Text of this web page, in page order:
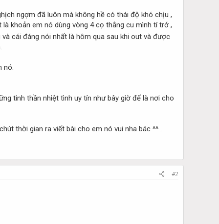
ngợm đã luôn mà không hề có thái độ khó chịu ,
khoản em nó dùng vòng 4 cọ thằng cu mình tí trớ ,
cái đáng nói nhất là hôm qua sau khi out và được
nó.
tinh thần nhiệt tình uy tín như bây giờ để là nơi cho
thời gian ra viết bài cho em nó vui nha bác ^^ .
#2